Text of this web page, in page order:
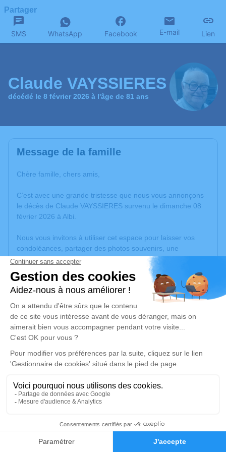
Faire-part Hommages
Partager
SMS WhatsApp Facebook E-mail Lien
Claude VAYSSIERES
décédé le 8 février 2026 à l'âge de 81 ans
Message de la famille
Chère famille, chers amis,
C’est avec une grande tristesse que nous vous annonçons
le décès de Claude VAYSSIERES survenu le dimanche 08
février 2026 à Albi.
Nous vous invitons à utiliser cet espace pour laisser vos
condoléances, partager des photos souvenirs, une
anecdote ou exprimer vos pensées à travers des poèmes
ou des textes. Cet endroit est un lieu d'expression dédié à
honorer la mémoire de Claude VAYSSIERES.
Un service de plantation d’arbre hommage estdisponible
mercredi 11 février 2026 à 10h30
Église Sainte Cécile de Carmaux
3 place sainte cécile